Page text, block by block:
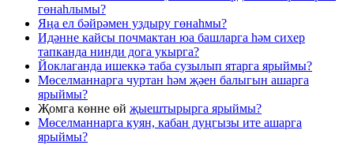
гөнаһлымы?
Яңа ел бәйрәмен уздыру гөнаһмы?
Идәнне кайсы почмактан юа башларга һәм сихер
тапканда нинди дога укырга?
Йоклаганда ишеккә таба сузылып ятарга ярыймы?
Мөселманнарга чуртан һәм җәен балыгын ашарга
ярыймы?
Җомга көнне өй җыештырырга ярыймы?
Мөселманнарга куян, кабан дуңгызы ите ашарга
ярыймы?